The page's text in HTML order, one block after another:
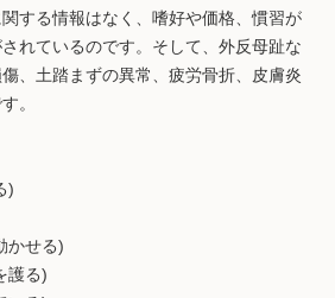
する情報はなく、嗜好や価格、慣習が
れているのです。そして、外反母趾な
、土踏まずの異常、疲労骨折、皮膚炎
。
)
せる)
護る)